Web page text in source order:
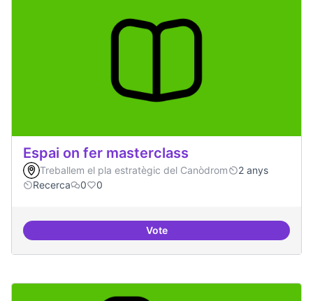
Espai on fer masterclass
Treballem el pla estratègic del Canòdrom
2 anys
Recerca
0 0
VoteEspai on fer masterclass